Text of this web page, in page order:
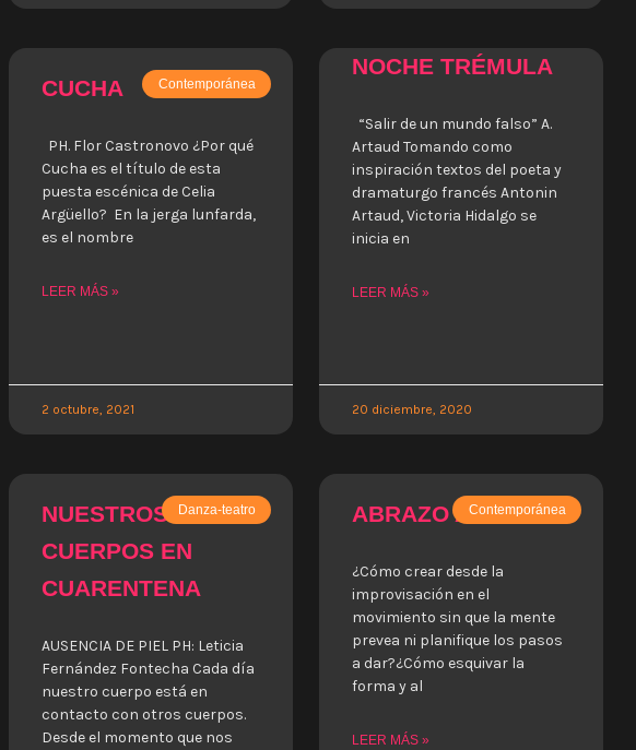
Contemporánea
CUCHA
PH. Flor Castronovo ¿Por qué
Cucha es el título de esta
puesta escénica de Celia
Argüello? En la jerga lunfarda,
es el nombre
LEER MÁS »
2 octubre, 2021
NOCHE TRÉMULA
“Salir de un mundo falso” A.
Artaud Tomando como
inspiración textos del poeta y
dramaturgo francés Antonin
Artaud, Victoria Hidalgo se
inicia en
LEER MÁS »
20 diciembre, 2020
Danza-teatro
NUESTROS
CUERPOS EN
CUARENTENA
AUSENCIA DE PIEL PH: Leticia
Fernández Fontecha Cada día
nuestro cuerpo está en
contacto con otros cuerpos.
Desde el momento que nos
Contemporánea
ABRAZO AL TIGRE
¿Cómo crear desde la
improvisación en el
movimiento sin que la mente
prevea ni planifique los pasos
a dar?¿Cómo esquivar la
forma y al
LEER MÁS »